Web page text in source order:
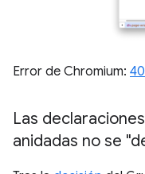
Error de Chromium:
Las
anidadas no se